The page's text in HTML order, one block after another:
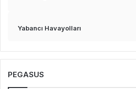
Yabancı Havayolları
PEGASUS